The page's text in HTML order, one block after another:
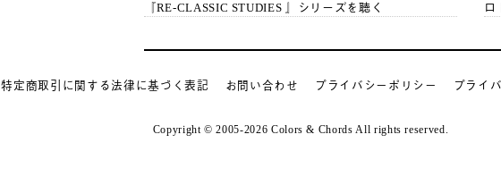
『RE-CLASSIC STUDIES 』シリーズを聴く ロ
特定商取引に関する法律に基づく表記 お問い合わせ プライバシーポリシー プライ
Copyright © 2005-2026 Colors & Chords All rights reserved.